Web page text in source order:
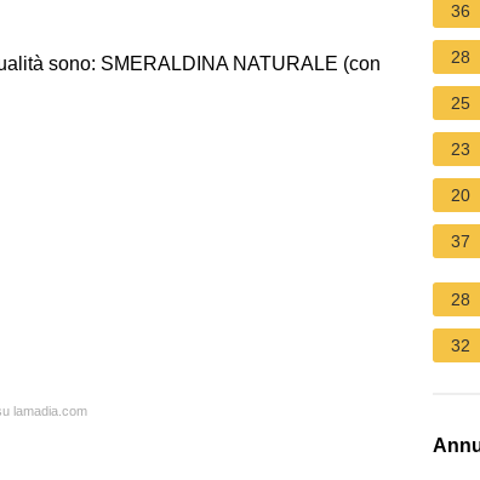
sono: SMERALDINA NATURALE (con
lamadia.com
36
28
25
23
20
37
28
32